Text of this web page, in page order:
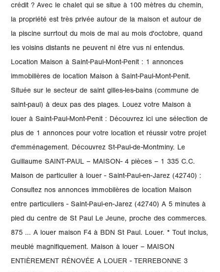
crédit ? Avec le chalet qui se situe à 100 mètres du chemin,
la propriété est très privée autour de la maison et autour de
la piscine surrtout du mois de mai au mois d'octobre, quand
les voisins distants ne peuvent ni être vus ni entendus.
Location Maison à Saint-Paul-Mont-Penit : 1 annonces
immobilières de location Maison à Saint-Paul-Mont-Penit.
Située sur le secteur de saint gilles-les-bains (commune de
saint-paul) à deux pas des plages. Louez votre Maison à
louer à Saint-Paul-Mont-Penit : Découvrez ici une sélection de
plus de 1 annonces pour votre location et réussir votre projet
d'emménagement. Découvrez St-Paul-de-Montminy. Le
Guillaume SAINT-PAUL – MAISON- 4 pièces – 1 335 C.C.
Maison de particulier à louer - Saint-Paul-en-Jarez (42740) :
Consultez nos annonces immobilères de location Maison
entre particuliers - Saint-Paul-en-Jarez (42740) A 5 minutes à
pied du centre de St Paul Le Jeune, proche des commerces.
875 ... A louer maison F4 à BDN St Paul. Louer. * Tout inclus,
meublé magnifiquement. Maison à louer – MAISON
ENTIÈREMENT RÉNOVÉE A LOUER - TERREBONNE 3